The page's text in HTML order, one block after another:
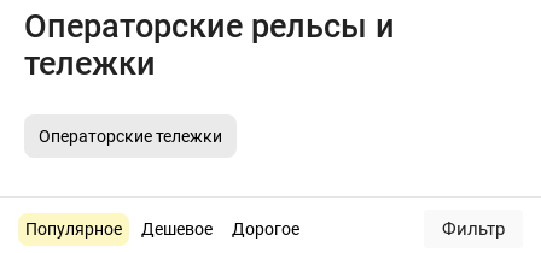
Операторские рельсы и
тележки
Операторские тележки
Популярное Дешевое Дорогое Фильтр